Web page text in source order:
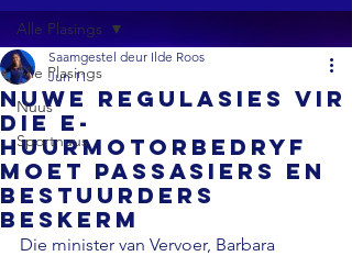
Alle Plasings
Nuus
Sportnuus
Alle Plasings
Nuwe regulasies vir
die e-
huurmotorbedryf
moet passasiers en
bestuurders
beskerm
Saamgestel deur Ilde Roos
Jun 11
Die minister van Vervoer, Barbara